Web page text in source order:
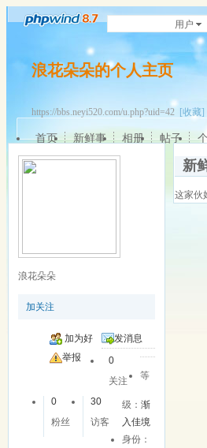
用户
浪花朵朵的个人主页
https://bbs.neyi520.com/u.php?uid=42 [收藏]
首页 新鲜事 相册 帖子
浪花朵朵
加关注
加为好
友
发消息
举报
0
关注
0
粉丝
30
访客
等
级：渐
入佳境
身份：
新
这家伙